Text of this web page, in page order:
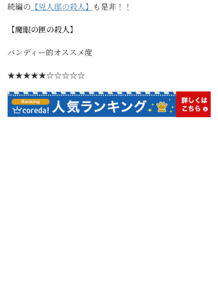
続編の 【兇人邸の殺人】 も是非！！
【魔眼の匣の殺人】
バンディー的オススメ度
★★★★★☆☆☆☆☆